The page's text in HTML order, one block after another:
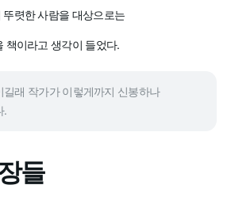
렷한 사람을 대상으로는
책이라고 생각이 들었다.
길래 작가가 이렇게까지 신봉하나
.
들